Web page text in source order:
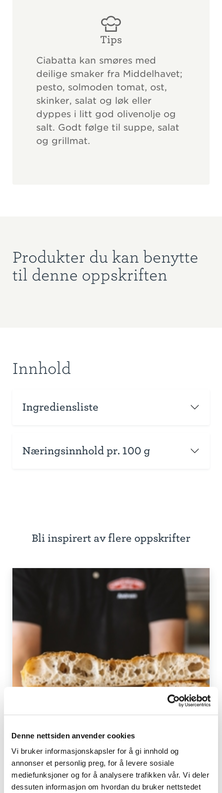
Denne nettsiden anvender cookies
Vi bruker informasjonskapsler for å gi innhold og
annonser et personlig preg, for å levere sosiale
mediefunksjoner og for å analysere trafikken vår. Vi deler
dessuten informasjon om hvordan du bruker nettstedet
Tips
Ciabatta kan smøres med
deilige smaker fra Middelhavet;
pesto, solmoden tomat, ost,
skinker, salat og løk eller
dyppes i litt god olivenolje og
salt. Godt følge til suppe, salat
og grillmat.
Produkter du kan benytte
til denne oppskriften
Innhold
Ingrediensliste
Næringsinnhold pr. 100 g
Bli inspirert av flere oppskrifter
Grunnresept Middelhavsmiks